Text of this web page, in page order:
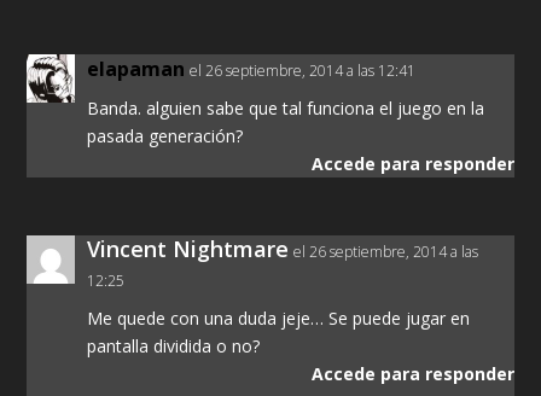
elapaman el 26 septiembre, 2014 a las 12:41
Banda. alguien sabe que tal funciona el juego en la
pasada generación?
Accede para responder
Vincent Nightmare el 26 septiembre, 2014 a las
12:25
Me quede con una duda jeje… Se puede jugar en
pantalla dividida o no?
Accede para responder